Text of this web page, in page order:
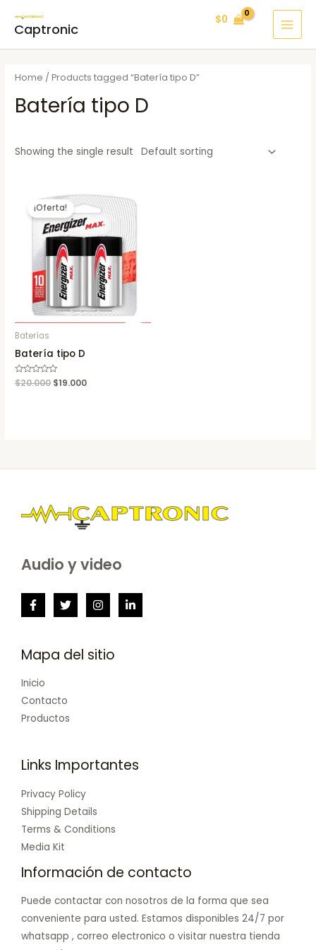
Captronic
$0
Home / Products tagged “Batería tipo D”
Batería tipo D
Showing the single result
¡Oferta!
Baterías
Batería tipo D
Rated
0
$20.000 $19.000
Audio y video
Mapa del sitio
Inicio
Contacto
Productos
Links Importantes
Privacy Policy
Shipping Details
Terms & Conditions
Media Kit
Información de contacto
Puede contactar con nosotros de la forma que sea
conveniente para usted. Estamos disponibles 24/7 por
whatsapp , correo electronico o visitar nuestra tienda